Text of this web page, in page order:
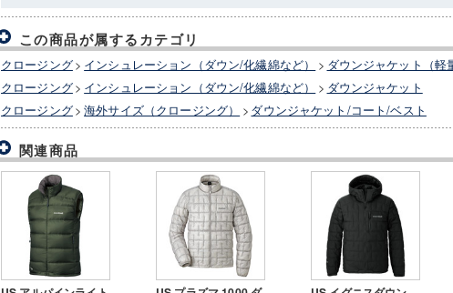
この商品が属するカテゴリ
クロージング> インシュレーション（ダウン/化繊綿など） > ダウンジャケット（軽
クロージング> インシュレーション（ダウン/化繊綿など） > ダウンジャケット
クロージング> 海外サイズ（クロージング） > ダウンジャケット/コート/ベスト
関連商品